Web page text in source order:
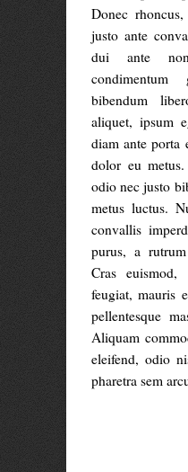
Donec
justo ante
dui ante
bibendum
aliquet, ipsum
diam ante porta
dolor eu metus.
odio nec justo
metus luctus.
convallis
purus, a
Cras euismod,
feugiat, mauris
pellentesque
Aliquam
eleifend, odio
pharetra sem